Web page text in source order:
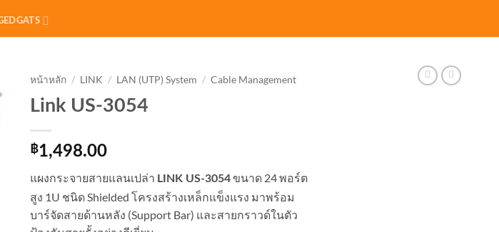
หน้าหลัก / LINK / LAN (UTP) System / Cable Management
Link US-3054
฿1,498.00
แผงกระจายสายแลนเปล่า LINK US-3054ขนาด 24 พอร์ต
สูง 1U ชนิด Shielded โครงสร้างเหล็กแข็งแรง มาพร้อม
บาร์จัดสายด้านหลัง (Support Bar) และสายกราวด์ในตัว